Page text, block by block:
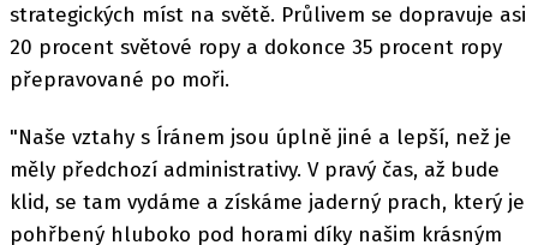
strategických míst na světě. Průlivem se dopravuje asi
20 procent světové ropy a dokonce 35 procent ropy
přepravované po moři.
"Naše vztahy s Íránem jsou úplně jiné a lepší, než je
měly předchozí administrativy. V pravý čas, až bude
klid, se tam vydáme a získáme jaderný prach, který je
pohřbený hluboko pod horami díky našim krásným